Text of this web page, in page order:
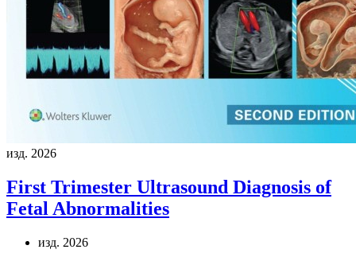
изд. 2026
First Trimester Ultrasound Diagnosis of
Fetal Abnormalities
изд. 2026